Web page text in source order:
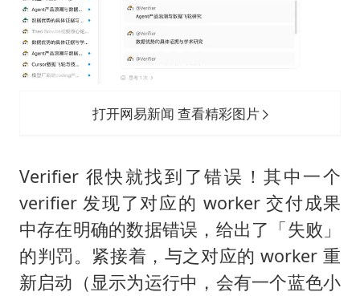
打开网易新闻 查看精彩图片
Verifier 很快就找到了错误！其中一个
verifier 发现了对应的 worker 交付成果
中存在明确的数据错误，给出了「失败」
的判罚。紧接着，与之对应的 worker 重
新启动（显示为运行中，会有一个蓝色小